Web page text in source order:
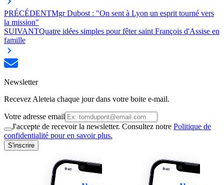
PRÉCÉDENTMgr Dubost : "On sent à Lyon un esprit tourné vers
la mission"
SUIVANTQuatre idées simples pour fêter saint François d'Assise en
famille
Newsletter
Recevez Aleteia chaque jour dans votre boite e-mail.
Votre adresse email
J'accepte de recevoir la newsletter. Consultez notre Politique de
confidentialité pour en savoir plus.
S'inscrire